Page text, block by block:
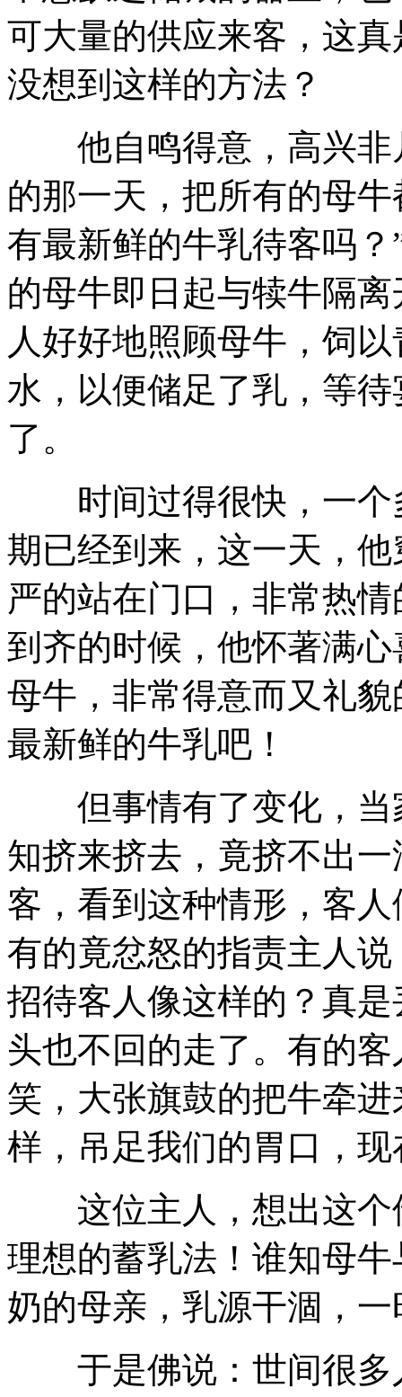
可大量的供应来客，这
没想到这样的方法？
他自鸣得意，高兴非
的那一天，把所有的母
有最新鲜的牛乳待客吗
的母牛即日起与犊牛隔
人好好地照顾母牛，饲
水，以便储足了乳，等
了。
时间过得很快，一个
期已经到来，这一天，
严的站在门口，非常热
到齐的时候，他怀著满
母牛，非常得意而又礼
最新鲜的牛乳吧！
但事情有了变化，当
知挤来挤去，竟挤不出
客，看到这种情形，客
有的竟忿怒的指责主人
招待客人像这样的？真
头也不回的走了。有的
笑，大张旗鼓的把牛牵
样，吊足我们的胃口，
这位主人，想出这个
理想的蓄乳法！谁知母
奶的母亲，乳源干涸，
于是佛说：世间很多